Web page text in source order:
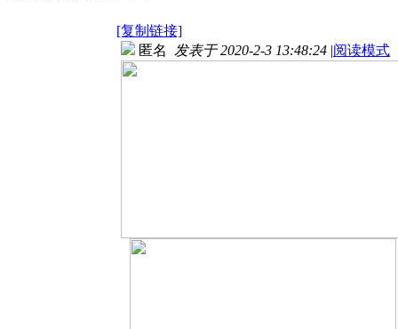
[复制链接]
匿名 发表于 2020-2-3 13:48:24 |阅读模式